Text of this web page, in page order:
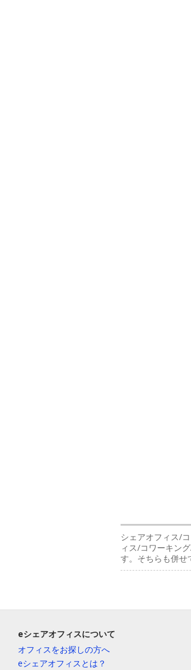
シェアオフィス/
ィス/コワーキン
す。そちらも併せ
eシェアオフィスについて
オフィスをお探しの方へ
eシェアオフィスとは？